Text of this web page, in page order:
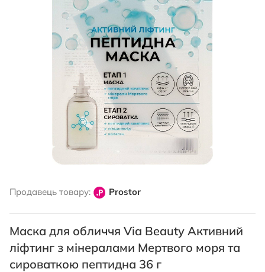
початку
зображень
Продавець товару: Prostor
Маска для обличчя Via Beauty Активний
ліфтинг з мінералами Мертвого моря та
сироваткою пептидна 36 г